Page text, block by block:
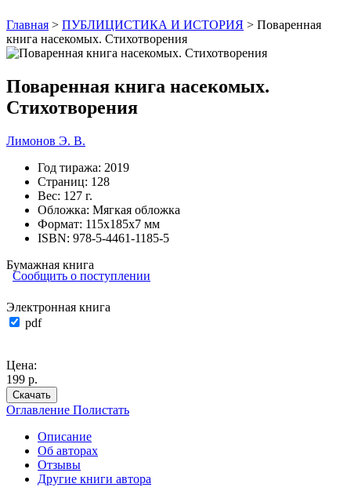
Главная > ПУБЛИЦИСТИКА И ИСТОРИЯ > Поваренная
книга насекомых. Стихотворения
Поваренная книга насекомых.
Стихотворения
Лимонов Э. В.
Год тиража: 2019
Страниц: 128
Вес: 127 г.
Обложка: Мягкая обложка
Формат: 115х185х7 мм
ISBN: 978-5-4461-1185-5
Бумажная книга
Сообщить о поступлении
Электронная книга
pdf
Цена:
199 р.
Скачать
Оглавление Полистать
Описание
Об авторах
Отзывы
Другие книги автора